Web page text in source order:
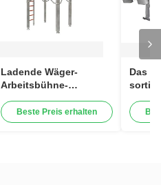
Ladende Wäger-
Arbeitsbühne-
Lebensmittelzusätzliche
Ausrüstung
Beste Preis erhalten
Das
der